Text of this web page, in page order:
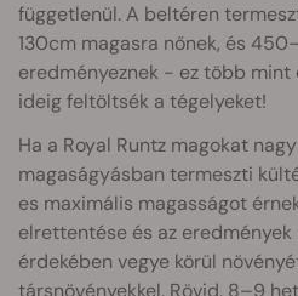
függetlenül. A beltéren
130cm magasra nőnek, és
eredményeznek - ez több mint
ideig feltöltsék a tégelyeket!
Ha a Royal Runtz magokat
magaságyásban termeszti
es maximális magasságot
elrettentése és az eredmények
érdekében vegye körül
társnövényekkel. Rövid, 8–9